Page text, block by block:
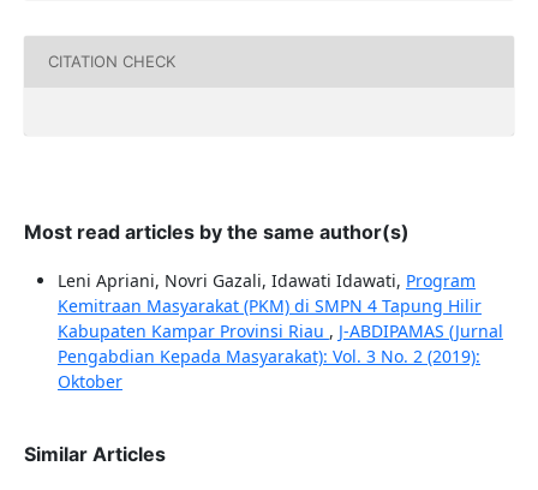
CITATION CHECK
Most read articles by the same author(s)
Leni Apriani, Novri Gazali, Idawati Idawati, Program
Kemitraan Masyarakat (PKM) di SMPN 4 Tapung Hilir
Kabupaten Kampar Provinsi Riau , J-ABDIPAMAS (Jurnal
Pengabdian Kepada Masyarakat): Vol. 3 No. 2 (2019):
Oktober
Similar Articles